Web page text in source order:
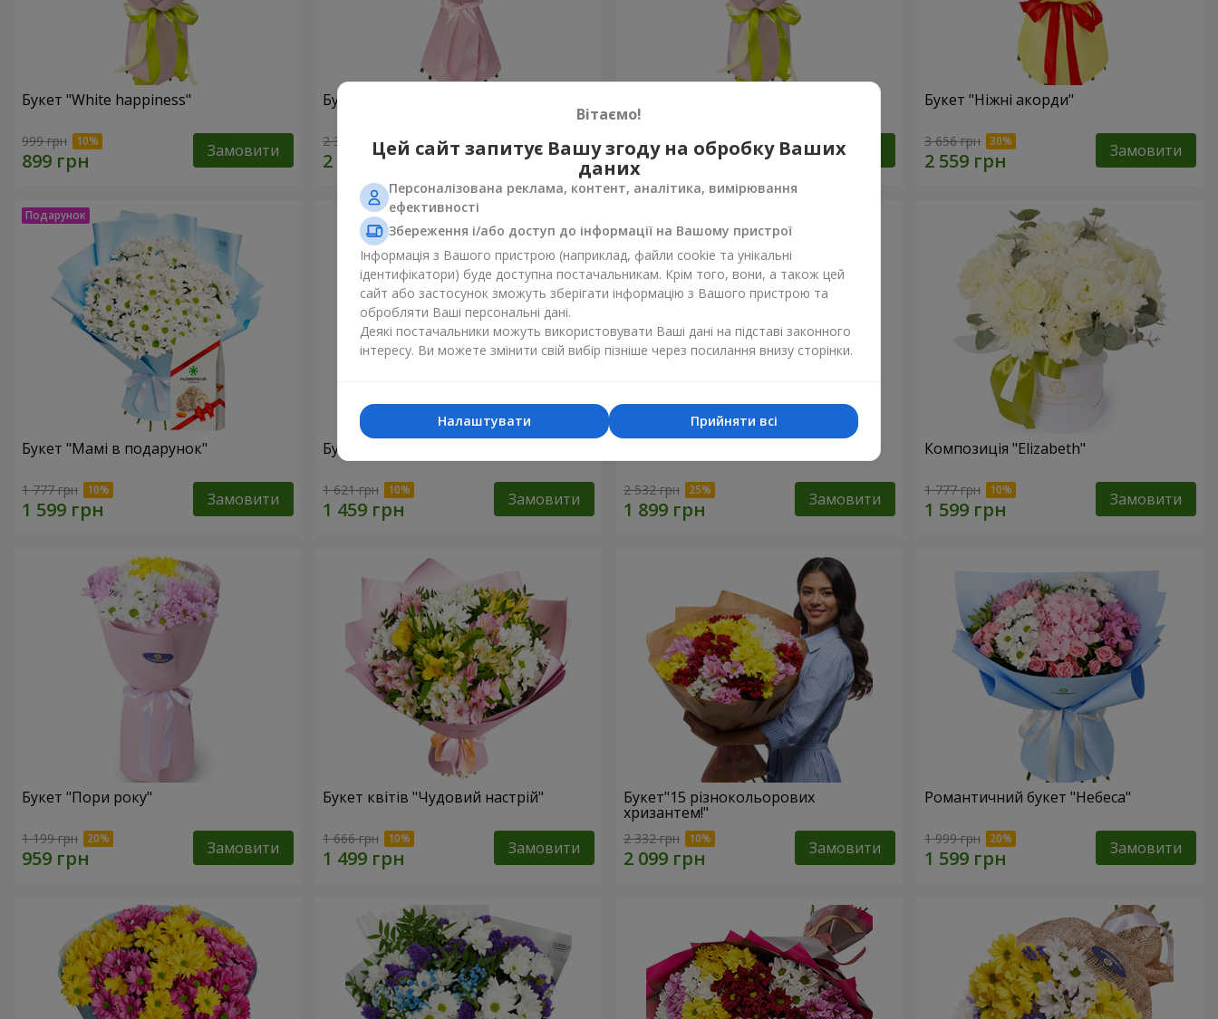
Букет "White happiness"
999 грн Замовити
Букет "Ти прекрасна!"
2 399 грн Замовити 1 293 грн Замовити
Букет "Ніжні акорди"
3 656 грн Замовити
Букет "Мамі в подарунок"
1 777 грн Замовити
Букет "Сонечко моє"
1 621 грн Замовити 2 532 грн Замовити
Композиція "Elizabeth"
1 777 грн Замовити
Букет "Пори року"
1 199 грн Замовити
Букет квітів "Чудовий настрій"
1 666 грн Замовити
Букет"15 різнокольорових
хризантем!"
2 332 грн Замовити
Романтичний букет "Небеса"
1 999 грн Замовити
Вітаємо!
Цей сайт запитує Вашу згоду на обробку Ваших
даних
Персоналізована реклама, контент, аналітика, вимірювання
ефективності
Збереження і/або доступ до інформації на Вашому пристрої
Інформація з Вашого пристрою (наприклад, файли cookie та унікальні
ідентифікатори) буде доступна постачальникам. Крім того, вони, а також цей
сайт або застосунок зможуть зберігати інформацію з Вашого пристрою та
обробляти Ваші персональні дані.
Деякі постачальники можуть використовувати Ваші дані на підставі законного
інтересу. Ви можете змінити свій вибір пізніше через посилання внизу сторінки.
Прийняти всі
Налаштувати